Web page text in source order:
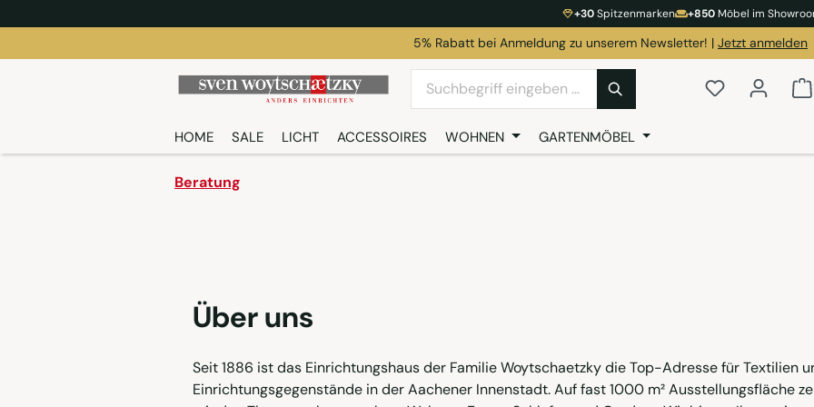
+30Spitzenmarken +850 Möbel im
5% Rabatt bei Anmeldung zu unserem Newsletter! | Jetzt anmelden
Du hast 0
HOME SALE LICHT ACCESSOIRES WOHNEN GARTENMÖBEL
Beratung
Über uns
Seit 1886 ist das Einrichtungshaus der Familie Woytschaetzky die Top-Adresse für Textilien
Einrichtungsgegenstände in der Aachener Innenstadt. Auf fast 1000 m² Ausstellungsfläche